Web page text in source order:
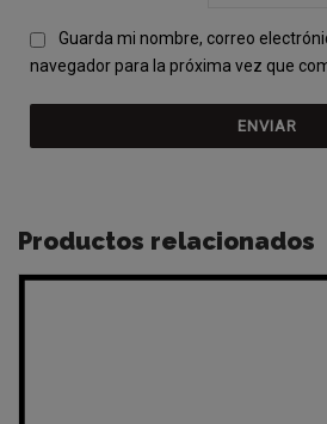
Guarda mi nombre, correo
navegador para la próxima vez que
Productos relacionados